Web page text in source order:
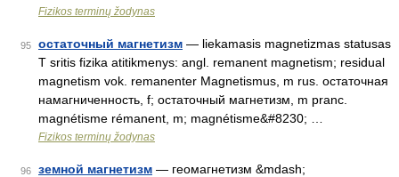
Fizikos terminų žodynas
95 остаточный магнетизм — liekamasis magnetizmas statusas
T sritis fizika atitikmenys: angl. remanent magnetism; residual
magnetism vok. remanenter Magnetismus, m rus. остаточная
намагниченность, f; остаточный магнетизм, m pranc.
magnétisme rémanent, m; magnétisme&#8230; …
Fizikos terminų žodynas
96 земной магнетизм — геомагнетизм &mdash;